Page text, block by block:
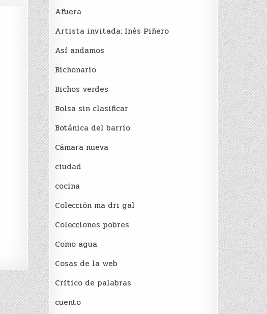
Afuera
Artista invitada: Inés Piñero
Así andamos
Bichonario
Bichos verdes
Bolsa sin clasificar
Botánica del barrio
Cámara nueva
ciudad
cocina
Colección ma dri gal
Colecciones pobres
Como agua
Cosas de la web
Crítico de palabras
cuento